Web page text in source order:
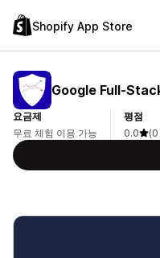
Shopify App Store
Google
요금제
무료 체험 이용 가능
평점
0.0
(0